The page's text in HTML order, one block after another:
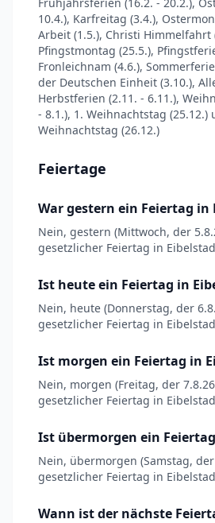
10.4.), Karfreitag (3.4.),
Arbeit (1.5.), Christi Himmelfahrt
Pfingstmontag (25.5.),
Fronleichnam (4.6.),
der Deutschen Einheit (3.10.),
Herbstferien (2.11. - 6.11.),
- 8.1.), 1. Weihnachtstag (25.12.)
Weihnachtstag (26.12.)
Feiertage
War gestern ein Feiertag in
Nein, gestern (Mittwoch, der
gesetzlicher Feiertag in
Ist heute ein Feiertag in
Nein, heute (Donnerstag, der
gesetzlicher Feiertag in
Ist morgen ein Feiertag in
Nein, morgen (Freitag, der
gesetzlicher Feiertag in
Ist übermorgen ein
Nein, übermorgen (Samstag,
gesetzlicher Feiertag in
Wann ist der nächste